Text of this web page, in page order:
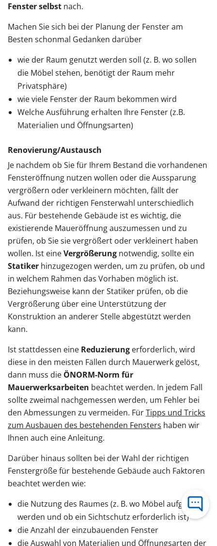
Fenster selbst nach.
Machen Sie sich bei der Planung der Fenster am
Besten schonmal Gedanken darüber
wie der Raum genutzt werden soll (z. B. wo sollen
die Möbel stehen, benötigt der Raum mehr
Privatsphäre)
wie viele Fenster der Raum bekommen wird
Welche Ausführung erhalten Ihre Fenster (z.B.
Materialien und Öffnungsarten)
Renovierung/Austausch
Je nachdem ob Sie für Ihrem Bestand die vorhandenen
Fensteröffnung nutzen wollen oder die Aussparung
vergrößern oder verkleinern möchten, fällt der
Aufwand der richtigen Fensterwahl unterschiedlich
aus. Für bestehende Gebäude ist es wichtig, die
existierende Maueröffnung auszumessen und zu
prüfen, ob Sie sie vergrößert oder verkleinert haben
wollen. Ist eineVergrößerung notwendig, sollte ein
Statiker hinzugezogen werden, um zu prüfen, ob und
in welchem Rahmen das Vorhaben möglich ist.
Beziehungsweise kann der Statiker prüfen, ob die
Vergrößerung über eine Unterstützung der
Konstruktion an anderer Stelle abgestützt werden
kann.
Ist stattdessen eine Reduzierung erforderlich, wird
diese in den meisten Fällen durch Mauerwerk gelöst,
dann muss die ÖNORM-Norm für
Mauerwerksarbeiten beachtet werden. In jedem Fall
sollte zweimal nachgemessen werden, um Fehler bei
den Abmessungen zu vermeiden. FürTipps und Tricks
zum Ausbauen des bestehenden Fensters haben wir
Ihnen auch eine Anleitung.
Darüber hinaus sollten bei der Wahl der richtigen
Fenstergröße für bestehende Gebäude auch Faktoren
beachtet werden wie:
die Nutzung des Raumes (z. B. wo Möbel aufgestellt
werden und ob ein Sichtschutz erforderlich ist)
die Anzahl der einzubauenden Fenster
die Auswahl von Materialien und Öffnungsarten der